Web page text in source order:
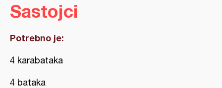
Sastojci
Potrebno je:
4 karabataka
4 bataka